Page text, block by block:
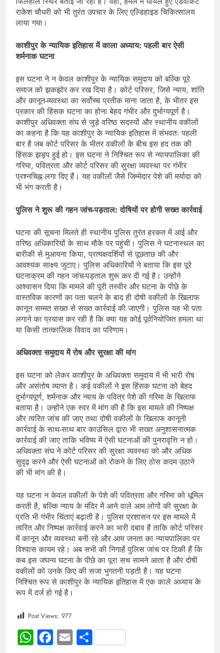
राकेश चौधरी को भी तुरंत उपचार के लिए एल्डिहाइड चिकित्सालय
लाया गया।
काशीपुर के न्यायिक इतिहास में काला अध्याय: पहली बार ऐसी
शर्मनाक घटना
इस घटना ने न केवल काशीपुर के न्यायिक समुदाय को बल्कि पूरे
समाज को झकझोर कर रख दिया है। कोर्ट परिसर, जिसे न्याय, शांति
और कानून-व्यवस्था का सर्वोच्च प्रतीक माना जाता है, के भीतर इस
प्रकार की हिंसक घटना का होना बेहद गंभीर और दुर्भाग्यपूर्ण है।
काशीपुर अधिवक्ता संघ से जुड़े वरिष्ठ सदस्यों और स्थानीय वकीलों
का कहना है कि यह काशीपुर के न्यायिक इतिहास में संभवतः पहली
बार है जब कोर्ट परिसर के भीतर वकीलों के बीच इस हद तक की
हिंसक झड़प हुई हो। इस घटना ने निश्चित रूप से न्यायपालिका की
गरिमा, पवित्रता और कोर्ट परिसर की सुरक्षा व्यवस्था पर गंभीर
प्रश्नचिह्न लगा दिए हैं। यह वकीलों जैसे जिम्मेदार पेशे की मर्यादा को
भी भंग करती है।
पुलिस ने शुरू की गहन जांच-पड़ताल: दोषियों पर होगी सख्त कार्रवाई
घटना की सूचना मिलते ही स्थानीय पुलिस तुरंत हरकत में आई और
वरिष्ठ अधिकारियों के साथ मौके पर पहुंची। पुलिस ने घटनास्थल का
बारीकी से मुआयना किया, प्रत्यक्षदर्शियों से पूछताछ की और
आवश्यक साक्ष्य जुटाए। पुलिस अधिकारियों ने बताया कि इस पूरे
घटनाक्रम की गहन जांच-पड़ताल शुरू कर दी गई है। उन्होंने
आश्वासन दिया कि मामले की पूरी तस्वीर और घटना के पीछे के
वास्तविक कारणों का पता चलने के बाद ही दोषी वकीलों के खिलाफ
कानून सम्मत सख्त से सख्त कार्रवाई की जाएगी। पुलिस यह भी पता
लगाने का प्रयास कर रही है कि क्या यह कोई पूर्वनियोजित हमला था
या किसी तात्कालिक विवाद का परिणाम।
अधिवक्ता समुदाय में रोष और सुरक्षा की मांग
इस घटना को लेकर काशीपुर के अधिवक्ता समुदाय में भी भारी रोष
और असंतोष व्याप्त है। कई वकीलों ने इस हिंसक घटना को बेहद
दुर्भाग्यपूर्ण, शर्मनाक और न्याय के पवित्र पेशे की गरिमा के खिलाफ
बताया है। उन्होंने एक स्वर में मांग की है कि इस मामले की निष्पक्ष
और त्वरित जांच की जाए तथा दोषी वकीलों के खिलाफ कानूनी
कार्रवाई के साथ-साथ बार काउंसिल द्वारा भी सख्त अनुशासनात्मक
कार्रवाई की जाए ताकि भविष्य में ऐसी घटनाओं की पुनरावृत्ति न हो।
अधिवक्ता संघ ने कोर्ट परिसर की सुरक्षा व्यवस्था को और अधिक
सुदृढ़ करने और ऐसी घटनाओं को रोकने के लिए ठोस कदम उठाने
की भी मांग की है।
यह घटना न केवल वकीलों के पेशे की पवित्रता और गरिमा को धूमिल
करती है, बल्कि न्याय के मंदिर में आने वाले आम लोगों की सुरक्षा के
प्रति भी गंभीर चिंताएं बढ़ाती है। पुलिस प्रशासन पर इस मामले में
त्वरित और निष्पक्ष कार्रवाई करने का भारी दबाव है ताकि कोर्ट परिसर
में कानून और व्यवस्था बनी रहे और आम जनता का न्यायपालिका पर
विश्वास कायम रहे। अब सभी की निगाहें पुलिस जांच पर टिकी हैं कि
कब इस जघन्य घटना के पीछे का पूरा सच सामने आता है और दोषी
वकीलों को उनके किए की सजा भुगतनी पड़ती है। यह घटना
निश्चित रूप से काशीपुर के न्यायिक इतिहास में एक काले अध्याय के
रूप में दर्ज हो गई है।
Post Views: 977
WhatsApp
Facebook
EmailShare